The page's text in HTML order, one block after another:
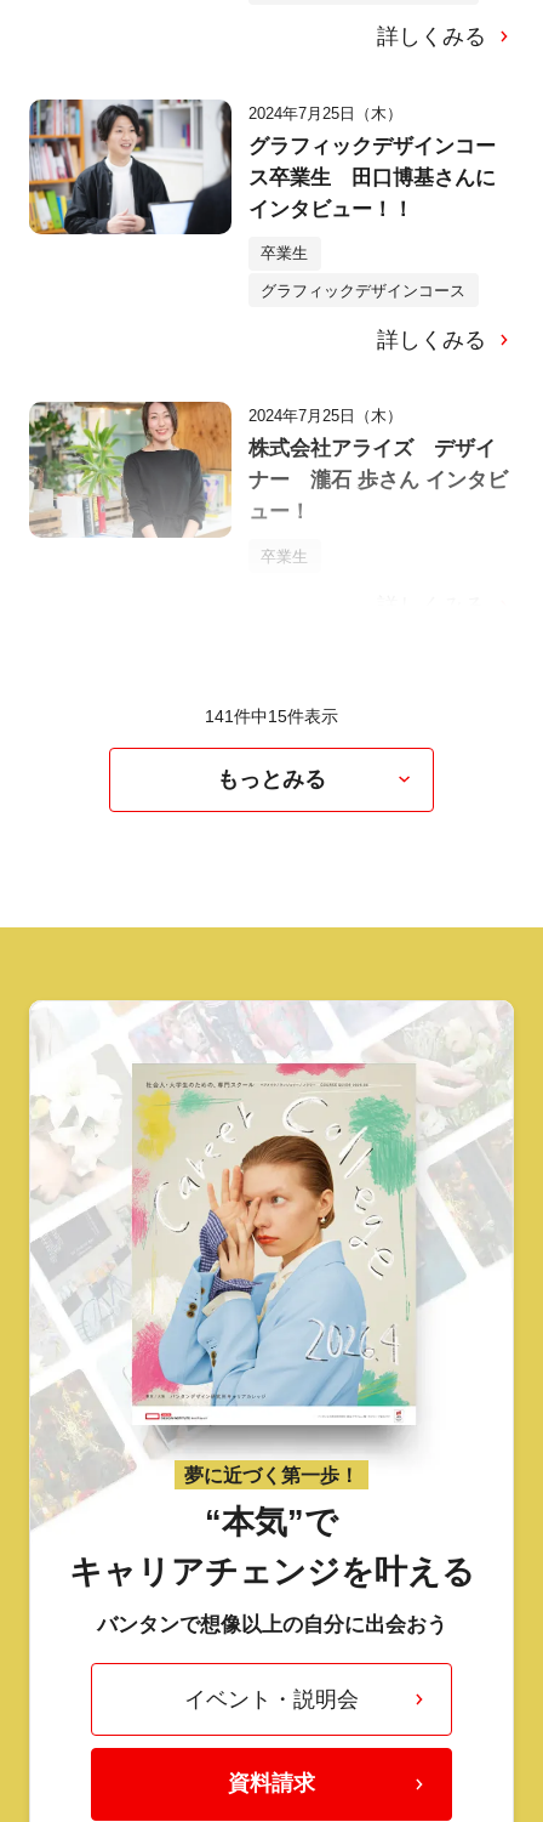
詳しくみる
2024年7月25日（木）
グラフィックデザインコー
ス卒業生 田口博基さんに
インタビュー！！
卒業生
グラフィックデザインコース
詳しくみる
2024年7月25日（木）
株式会社アライズ デザイ
ナー 瀧石 歩さん インタビ
ュー！
卒業生
141件中15件表示
もっとみる
夢に近づく第一歩！
“本気”で
キャリアチェンジを叶える
バンタンで想像以上の自分に出会おう
イベント・説明会
資料請求